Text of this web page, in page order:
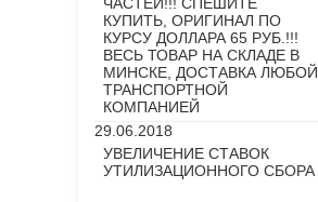
КУПИТЬ, ОРИГИНАЛ ПО
КУРСУ ДОЛЛАРА 65 РУБ.!!!
ВЕСЬ ТОВАР НА СКЛАДЕ В
МИНСКЕ, ДОСТАВКА ЛЮБОЙ
ТРАНСПОРТНОЙ
КОМПАНИЕЙ
29.06.2018
УВЕЛИЧЕНИЕ СТАВОК
УТИЛИЗАЦИОННОГО СБОРА